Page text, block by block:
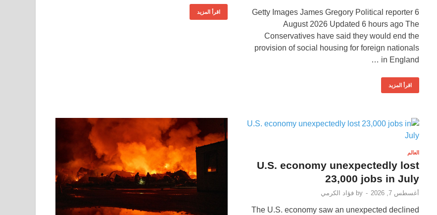
Getty Images James Gregory Political reporter 6
August 2026 Updated 6 hours ago The
Conservatives have said they would end the
provision of social housing for foreign nationals
in England …
اقرأ المزيد
اقرأ المزيد
العالم
U.S. economy unexpectedly lost
23,000 jobs in July
أغسطس 7, 2026 -
by فؤاد الكرمي
The U.S. economy saw an unexpected declined